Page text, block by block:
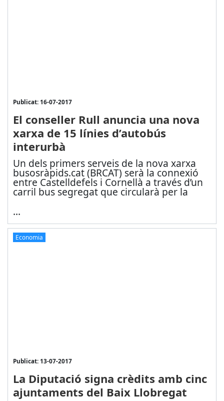
Publicat: 16-07-2017
El conseller Rull anuncia una nova
xarxa de 15 línies d’autobús
interurbà
Un dels primers serveis de la nova xarxa
busosràpids.cat (BRCAT) serà la connexió
entre Castelldefels i Cornellà a través d’un
carril bus segregat que circularà per la
...
Economia
Publicat: 13-07-2017
La Diputació signa crèdits amb cinc
ajuntaments del Baix Llobregat